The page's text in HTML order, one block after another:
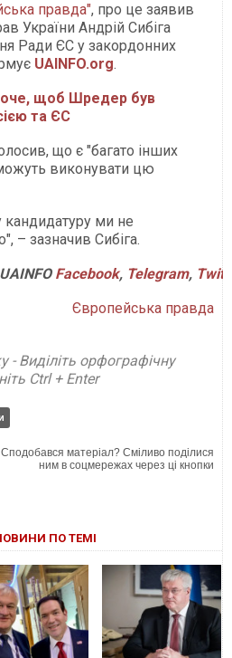
правда", про це заявив
України Андрій Сибіга
Ради ЄС у закордонних
UAINFO.org.
щоб Шредер був
та ЄС
що є "багато інших
виконувати цю
кандидатуру ми не
– зазначив Сибіга.
Facebook, Telegram,
Європейська правда
Виділіть орфографічну
Ctrl + Enter
Сподобався матеріал? Сміливо поділися
ним в соцмережах через ці кнопки
ПО ТЕМІ